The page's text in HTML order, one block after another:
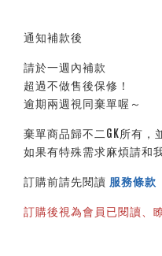
通知補款後
請於一週內補款
超過不做售後保修！
逾期兩週視同棄單喔～
棄單商品歸不二GK所有，
如果有特殊需求麻煩請和
訂購前請先閱讀 服務條款
訂購後視為會員已閱讀、